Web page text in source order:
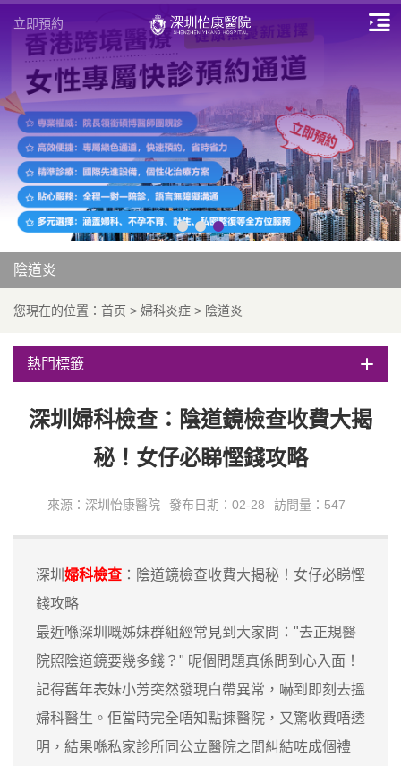
立即預約
陰道炎
您現在的位置： 首页 > 婦科炎症 > 陰道炎
熱門標籤
深圳婦科檢查：陰道鏡檢查收費大揭
秘！女仔必睇慳錢攻略
來源：深圳怡康醫院 發布日期：02-28 訪問量：547
深圳 婦科檢查 ：陰道鏡檢查收費大揭秘！女仔必睇慳
錢攻略
最近喺深圳嘅姊妹群組經常見到大家問："去正規醫
院照陰道鏡要幾多錢？" 呢個問題真係問到心入面！
記得舊年表妹小芳突然發現白帶異常，嚇到即刻去搵
婦科醫生。佢當時完全唔知點揀醫院，又驚收費唔透
明，結果喺私家診所同公立醫院之間糾結咗成個禮